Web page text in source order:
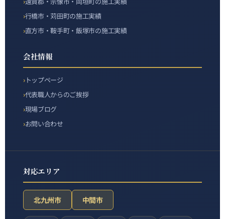
行橋市・苅田町の施工実績
直方市・鞍手町・飯塚市の施工実績
会社情報
トップページ
代表職人からのご挨拶
現場ブログ
お問い合わせ
対応エリア
北九州市 中間市